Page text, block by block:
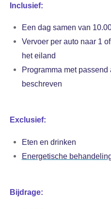
Inclusief:
Een dag samen van
Vervoer per auto naar 1
het eiland
Programma met
beschreven
Exclusief:
Eten en drinken
Energetische
Bijdrage: